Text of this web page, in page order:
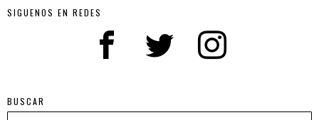
SIGUENOS EN REDES
BUSCAR